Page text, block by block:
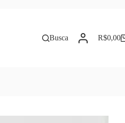
Busca Carrinho
R$0,00